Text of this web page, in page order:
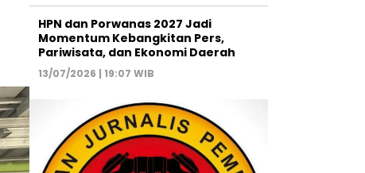
HPN dan Porwanas 2027 Jadi
Momentum Kebangkitan Pers,
Pariwisata, dan Ekonomi Daerah
13/07/2026 | 19:07 WIB